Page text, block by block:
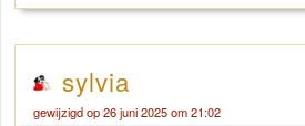
sylvia
gewijzigd op 26 juni 2025 om 21:02